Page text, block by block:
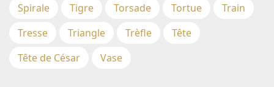
Spirale
Tigre Torsade Tortue
Train
Tresse
Triangle Trèfle
Tête
Tête de César
Vase